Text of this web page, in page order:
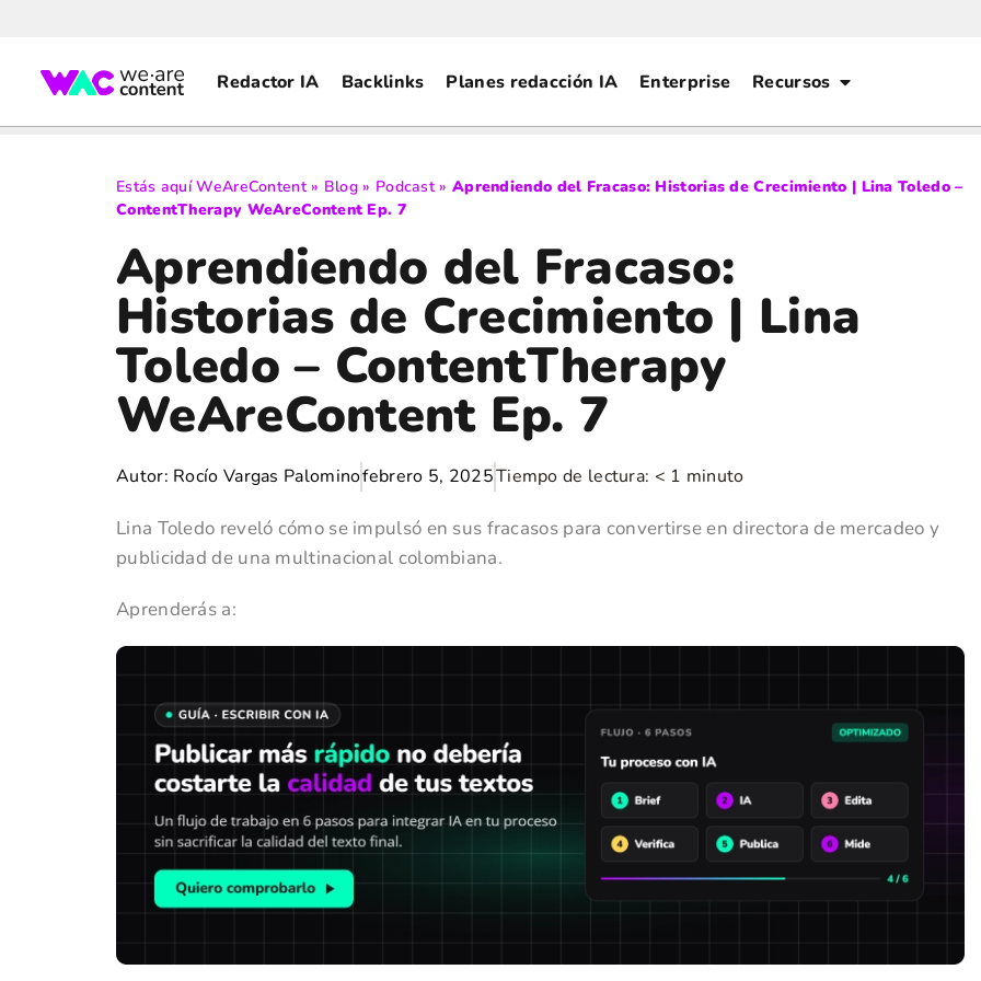
Redactor IA Backlinks Planes redacción IA Enterprise Recursos
Estás aquíWeAreContent» Blog » Podcast» Aprendiendo del Fracaso: Historias de Crecimiento | Lina Toledo –
ContentTherapy WeAreContent Ep. 7
Aprendiendo del Fracaso:
Historias de Crecimiento | Lina
Toledo – ContentTherapy
WeAreContent Ep. 7
Autor: Rocío Vargas Palominofebrero 5, 2025Tiempo de lectura: < 1 minuto
Lina Toledo reveló cómo se impulsó en sus fracasos para convertirse en directora de mercadeo y
publicidad de una multinacional colombiana.
Aprenderás a: